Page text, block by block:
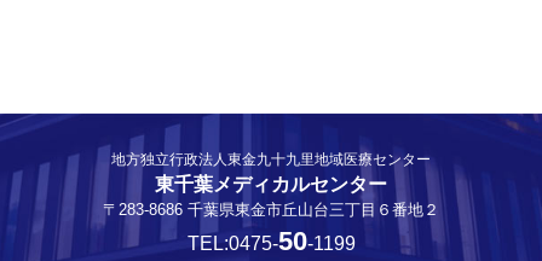
地方独立行政法人東金九十九里地域医療センター
東千葉メディカルセンター
〒283-8686 千葉県東金市丘山台三丁目６番地２
TEL:0475-50-1199